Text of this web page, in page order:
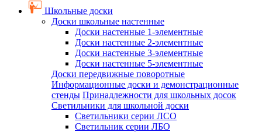
Школьные доски
Доски школьные настенные
Доски настенные 1-элементные
Доски настенные 2-элементные
Доски настенные 3-элементные
Доски настенные 5-элементные
Доски передвижные поворотные
Информационные доски и демонстрационные
стенды Принадлежности для школьных досок
Светильники для школьной доски
Светильники серии ЛСО
Светильник серии ЛБО